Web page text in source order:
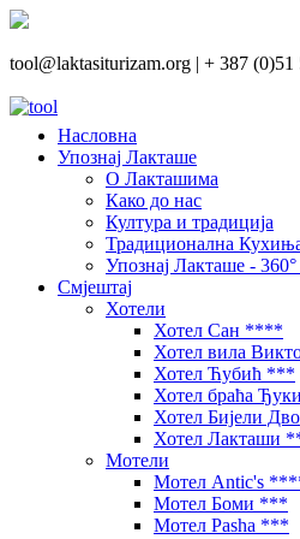
tool@laktasiturizam.org | + 387 (0)51
Насловна
Упознај Лакташе
О Лакташима
Како до нас
Култура и традиција
Традиционална
Упознај Лакташе -
Смјештај
Хотели
Хотел Сан ****
Хотел вила
Хотел Ћубић ***
Хотел браћа
Хотел Бијели
Хотел Лакташи
Мотели
Мотел Antic's
Мотел Боми ***
Мотел Pasha ***